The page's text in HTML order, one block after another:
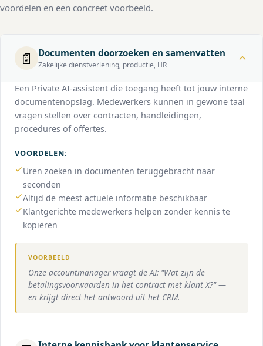
voordelen en een concreet voorbeeld.
📄 Documenten doorzoeken en samenvatten
Zakelijke dienstverlening, productie, HR
Een Private AI-assistent die toegang heeft tot jouw interne
documentenopslag. Medewerkers kunnen in gewone taal
vragen stellen over contracten, handleidingen,
procedures of offertes.
VOORDELEN:
Uren zoeken in documenten teruggebracht naar
seconden
Altijd de meest actuele informatie beschikbaar
Klantgerichte medewerkers helpen zonder kennis te
kopiëren
VOORBEELD
Onze accountmanager vraagt de AI: "Wat zijn de
betalingsvoorwaarden in het contract met klant X?" —
en krijgt direct het antwoord uit het CRM.